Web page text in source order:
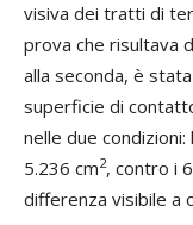
visiva dei tratti di
prova che risultava
alla seconda, è
superficie di
nelle due
5.236 cm2, contro i
differenza visibile a